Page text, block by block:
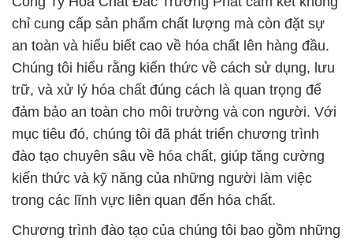
chỉ cung cấp sản phẩm chất lượng mà còn đặt sự
an toàn và hiểu biết cao về hóa chất lên hàng đầu.
Chúng tôi hiểu rằng kiến thức về cách sử dụng, lưu
trữ, và xử lý hóa chất đúng cách là quan trọng để
đảm bảo an toàn cho môi trường và con người. Với
mục tiêu đó, chúng tôi đã phát triển chương trình
đào tạo chuyên sâu về hóa chất, giúp tăng cường
kiến thức và kỹ năng của những người làm việc
trong các lĩnh vực liên quan đến hóa chất.
Chương trình đào tạo của chúng tôi bao gồm những